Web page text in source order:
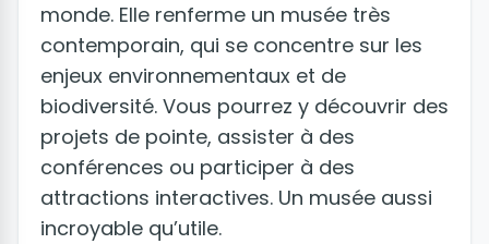
monde. Elle renferme un musée très
contemporain, qui se concentre sur les
enjeux environnementaux et de
biodiversité. Vous pourrez y découvrir des
projets de pointe, assister à des
conférences ou participer à des
attractions interactives. Un musée aussi
incroyable qu’utile.